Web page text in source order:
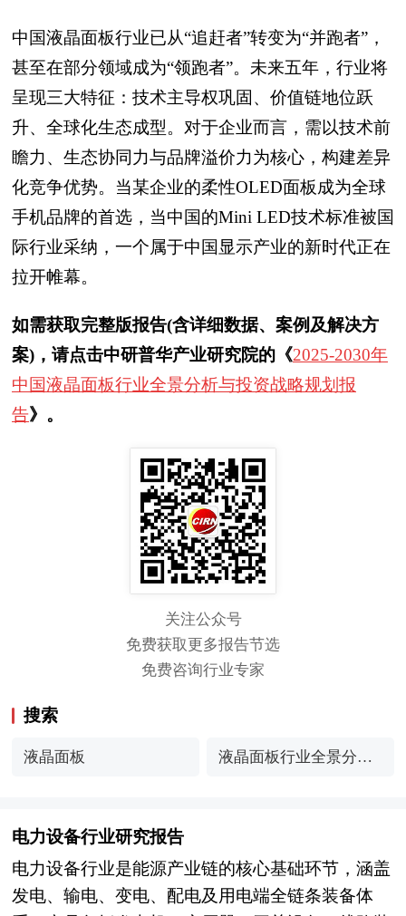
中国液晶面板行业已从“追赶者”转变为“并跑者”，
甚至在部分领域成为“领跑者”。未来五年，行业将
呈现三大特征：技术主导权巩固、价值链地位跃
升、全球化生态成型。对于企业而言，需以技术前
瞻力、生态协同力与品牌溢价力为核心，构建差异
化竞争优势。当某企业的柔性OLED面板成为全球
手机品牌的首选，当中国的Mini LED技术标准被国
际行业采纳，一个属于中国显示产业的新时代正在
拉开帷幕。
如需获取完整版报告(含详细数据、案例及解决方
案)，请点击中研普华产业研究院的《2025-2030年
中国液晶面板行业全景分析与投资战略规划报
告》。
关注公众号
免费获取更多报告节选
免费咨询行业专家
搜索
液晶面板 液晶面板行业全景分析
电力设备行业研究报告
电力设备行业是能源产业链的核心基础环节，涵盖
发电、输电、变电、配电及用电端全链条装备体